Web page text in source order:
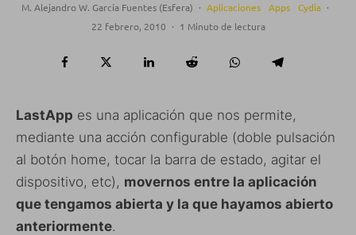
M. Alejandro W. García Fuentes (Esfera) · Aplicaciones Apps Cydia ·
22 febrero, 2010 · 1 Minuto de lectura
LastApp es una aplicación que nos permite,
mediante una acción configurable (doble pulsación
al botón home, tocar la barra de estado, agitar el
dispositivo, etc), movernos entre la aplicación
que tengamos abierta y la que hayamos abierto
anteriormente.